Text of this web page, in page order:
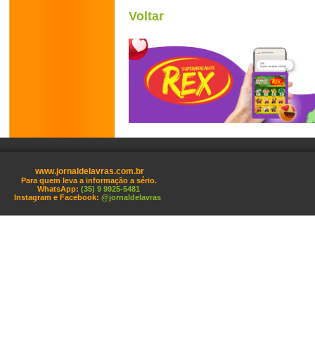
Voltar
www.jornaldelavras.com.br
Para quem leva a informação a sério.
WhatsApp: (35) 9 9925-5481
Instagram e Facebook: @jornaldelavras